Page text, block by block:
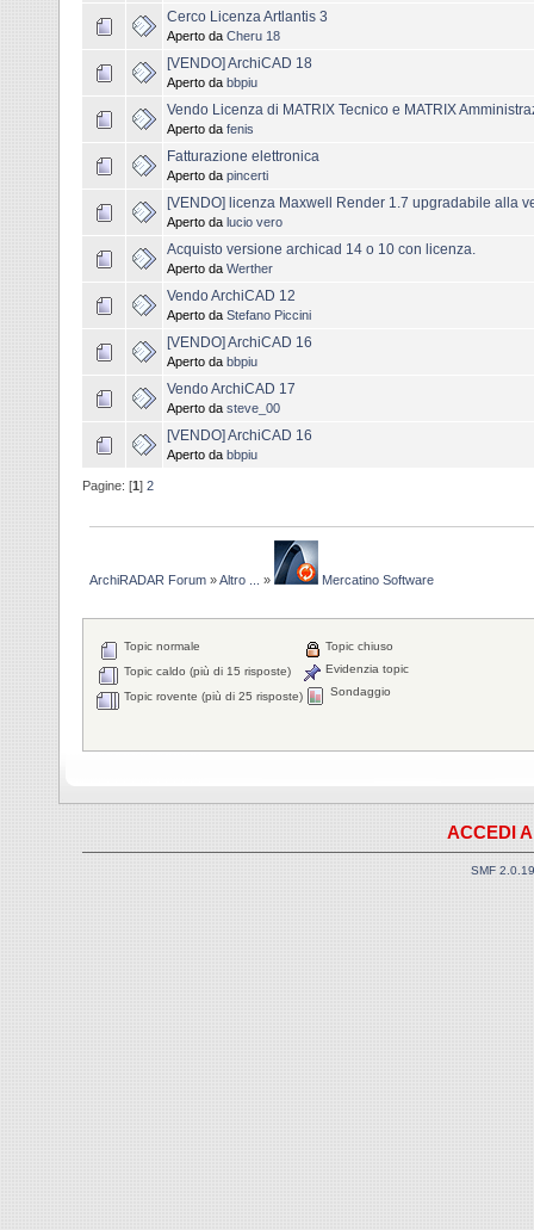
Cerco Licenza Artlantis 3
Aperto da Cheru 18
[VENDO] ArchiCAD 18
Aperto da bbpiu
Vendo Licenza di MATRIX Tecnico e MATRIX
Aperto da fenis
Fatturazione elettronica
Aperto da pincerti
[VENDO] licenza Maxwell Render 1.7 upgradabile alla
Aperto da lucio vero
Acquisto versione archicad 14 o 10 con licenza.
Aperto da Werther
Vendo ArchiCAD 12
Aperto da Stefano Piccini
[VENDO] ArchiCAD 16
Aperto da bbpiu
Vendo ArchiCAD 17
Aperto da steve_00
[VENDO] ArchiCAD 16
Aperto da bbpiu
Pagine: [1 ] 2
ArchiRADAR Forum »Altro ... » Mercatino Software
Topic normale
Topic caldo (più di 15 risposte)
Topic rovente (più di 25 risposte)
Topic chiuso
Evidenzia topic
Sondaggio
ACCEDI
SMF 2.0.19